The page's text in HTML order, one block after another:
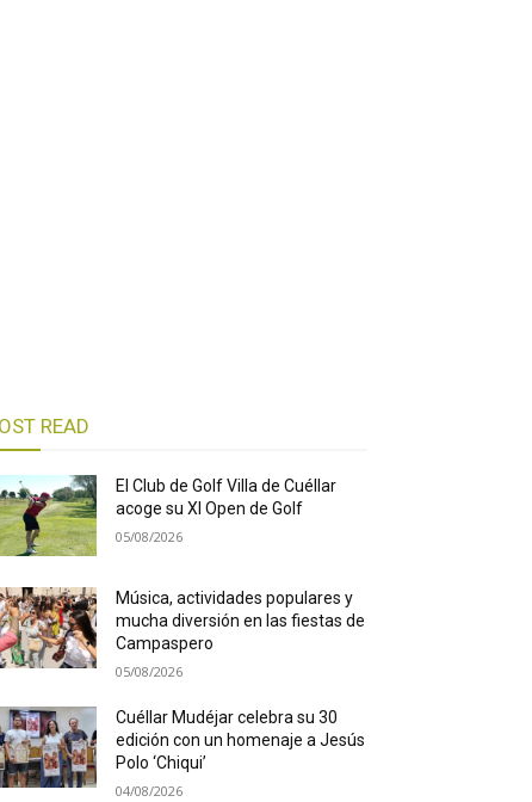
READ
El Club de Golf Villa de Cuéllar
acoge su XI Open de Golf
05/08/2026
Música, actividades populares y
mucha diversión en las fiestas de
Campaspero
05/08/2026
Cuéllar Mudéjar celebra su 30
edición con un homenaje a Jesús
Polo ‘Chiqui’
04/08/2026